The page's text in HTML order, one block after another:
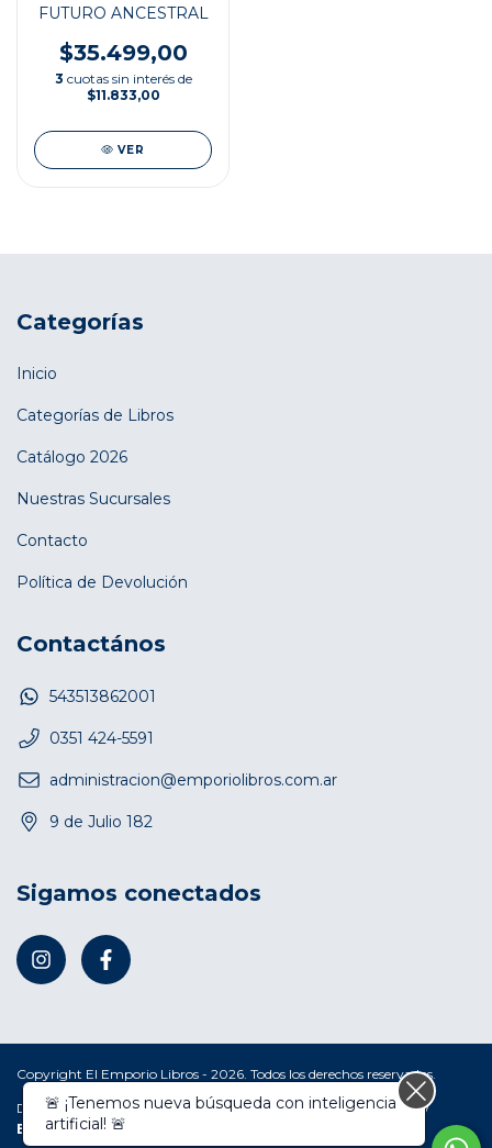
FUTURO ANCESTRAL
$35.499,00
3 cuotas sin interés de
$11.833,00
VER
Categorías
Inicio
Categorías de Libros
Catálogo 2026
Nuestras Sucursales
Contacto
Política de Devolución
Contactános
543513862001
0351 424-5591
administracion@emporiolibros.com.ar
9 de Julio 182
Sigamos conectados
Copyright El Emporio Libros - 2026. Todos los derechos reservados.
Defensa de las y los consumidores. Para reclamos ingresá acá. /
Botón de arrepentimiento
🚨 ¡Tenemos nueva búsqueda con inteligencia
artificial! 🚨